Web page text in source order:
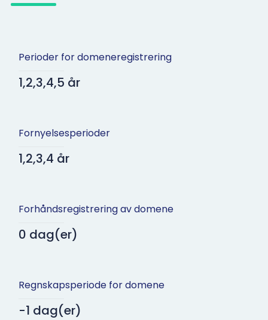
Perioder for domeneregistrering
1,2,3,4,5 år
Fornyelsesperioder
1,2,3,4 år
Forhåndsregistrering av domene
0 dag(er)
Regnskapsperiode for domene
-1 dag(er)